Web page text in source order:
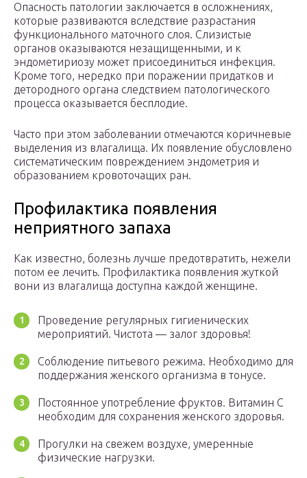
Опасность патологии заключается в осложнениях,
которые развиваются вследствие разрастания
функционального маточного слоя. Слизистые
органов оказываются незащищенными, и к
эндометириозу может присоединиться инфекция.
Кроме того, нередко при поражении придатков и
детородного органа следствием патологического
процесса оказывается бесплодие.
Часто при этом заболевании отмечаются коричневые
выделения из влагалища. Их появление обусловлено
систематическим повреждением эндометрия и
образованием кровоточащих ран.
Профилактика появления
неприятного запаха
Как известно, болезнь лучше предотвратить, нежели
потом ее лечить. Профилактика появления жуткой
вони из влагалища доступна каждой женщине.
Проведение регулярных гигиенических
мероприятий. Чистота — залог здоровья!
Соблюдение питьевого режима. Необходимо для
поддержания женского организма в тонусе.
Постоянное употребление фруктов. Витамин C
необходим для сохранения женского здоровья.
Прогулки на свежем воздухе, умеренные
физические нагрузки.